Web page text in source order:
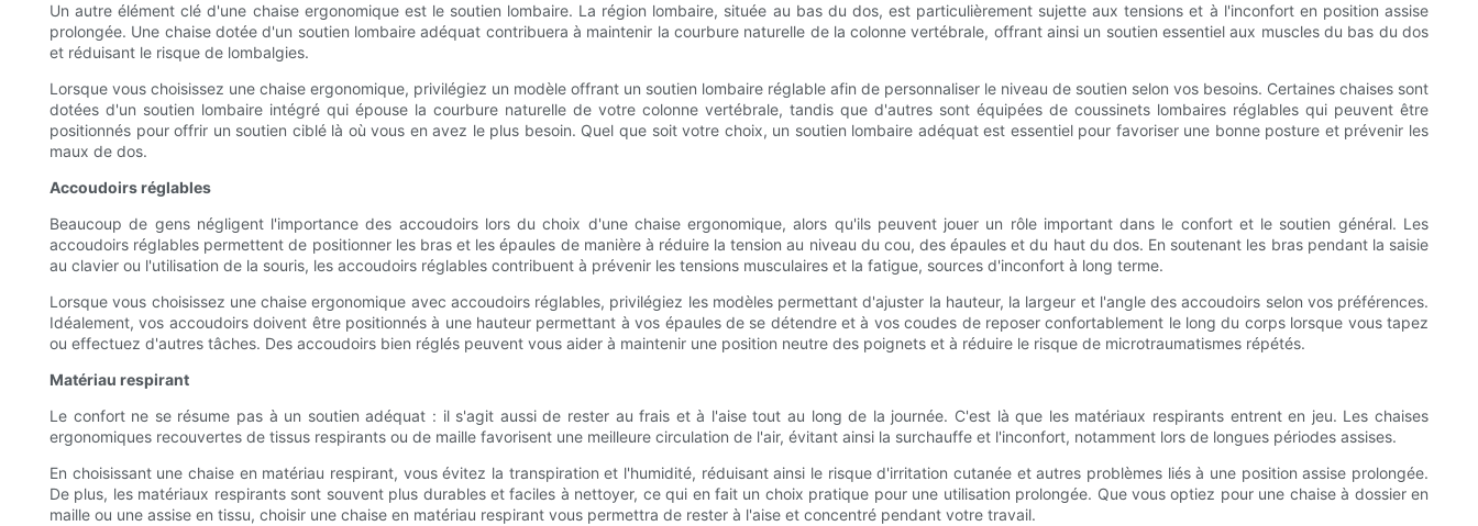
Un autre élément clé d'une chaise ergonomique est le soutien lombaire. La région lombaire, située au bas du dos, est particulièrement sujette aux tensions et à l'inconfort en position assise
prolongée. Une chaise dotée d'un soutien lombaire adéquat contribuera à maintenir la courbure naturelle de la colonne vertébrale, offrant ainsi un soutien essentiel aux muscles du bas du dos
et réduisant le risque de lombalgies.
Lorsque vous choisissez une chaise ergonomique, privilégiez un modèle offrant un soutien lombaire réglable afin de personnaliser le niveau de soutien selon vos besoins. Certaines chaises sont
dotées d'un soutien lombaire intégré qui épouse la courbure naturelle de votre colonne vertébrale, tandis que d'autres sont équipées de coussinets lombaires réglables qui peuvent être
positionnés pour offrir un soutien ciblé là où vous en avez le plus besoin. Quel que soit votre choix, un soutien lombaire adéquat est essentiel pour favoriser une bonne posture et prévenir les
maux de dos.
Accoudoirs réglables
Beaucoup de gens négligent l'importance des accoudoirs lors du choix d'une chaise ergonomique, alors qu'ils peuvent jouer un rôle important dans le confort et le soutien général. Les
accoudoirs réglables permettent de positionner les bras et les épaules de manière à réduire la tension au niveau du cou, des épaules et du haut du dos. En soutenant les bras pendant la saisie
au clavier ou l'utilisation de la souris, les accoudoirs réglables contribuent à prévenir les tensions musculaires et la fatigue, sources d'inconfort à long terme.
Lorsque vous choisissez une chaise ergonomique avec accoudoirs réglables, privilégiez les modèles permettant d'ajuster la hauteur, la largeur et l'angle des accoudoirs selon vos préférences.
Idéalement, vos accoudoirs doivent être positionnés à une hauteur permettant à vos épaules de se détendre et à vos coudes de reposer confortablement le long du corps lorsque vous tapez
ou effectuez d'autres tâches. Des accoudoirs bien réglés peuvent vous aider à maintenir une position neutre des poignets et à réduire le risque de microtraumatismes répétés.
Matériau respirant
Le confort ne se résume pas à un soutien adéquat : il s'agit aussi de rester au frais et à l'aise tout au long de la journée. C'est là que les matériaux respirants entrent en jeu. Les chaises
ergonomiques recouvertes de tissus respirants ou de maille favorisent une meilleure circulation de l'air, évitant ainsi la surchauffe et l'inconfort, notamment lors de longues périodes assises.
En choisissant une chaise en matériau respirant, vous évitez la transpiration et l'humidité, réduisant ainsi le risque d'irritation cutanée et autres problèmes liés à une position assise prolongée.
De plus, les matériaux respirants sont souvent plus durables et faciles à nettoyer, ce qui en fait un choix pratique pour une utilisation prolongée. Que vous optiez pour une chaise à dossier en
maille ou une assise en tissu, choisir une chaise en matériau respirant vous permettra de rester à l'aise et concentré pendant votre travail.